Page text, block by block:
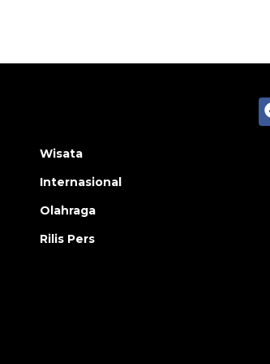
Wisata
Internasional
Olahraga
Rilis Pers